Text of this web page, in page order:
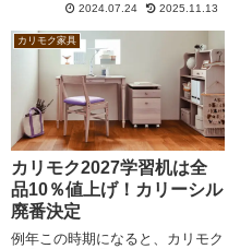
りません。かつて人気上位の常連
だったスパイオキッズが2025年3
月で販売終了となります。
2024.07.24 2025.11.13
カリモク家具
カリモク2027学習机は全
品10％値上げ！カリーシル
廃番決定
例年この時期になると、カリモク